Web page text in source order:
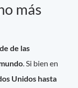
más
de las
. Si bien en
Unidos hasta